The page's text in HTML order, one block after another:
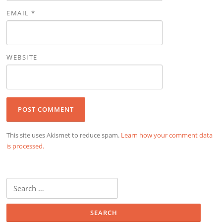
EMAIL*
WEBSITE
This site uses Akismet to reduce spam. Learn how your comment data
is processed.
for: